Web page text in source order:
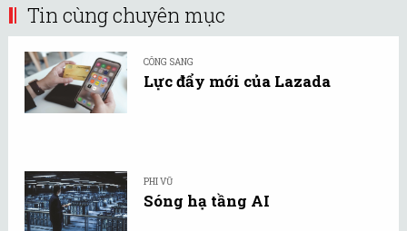
Tin cùng chuyên mục
CÔNG SANG
Lực đẩy mới của Lazada
PHI VŨ
Sóng hạ tầng AI